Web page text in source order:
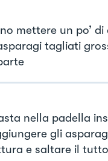
mettere un po’
tagliati
nella padella
gli
e saltare il tutto